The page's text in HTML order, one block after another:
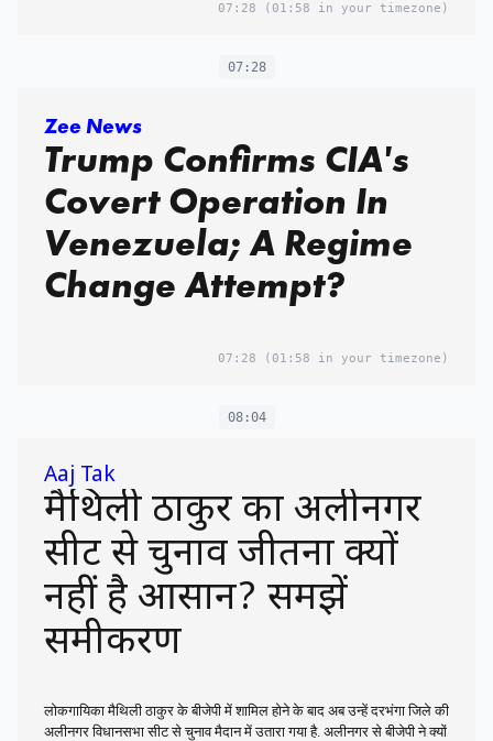
07:28 (01:58 in your timezone)
07:28
Zee News
Trump Confirms CIA's
Covert Operation In
Venezuela; A Regime
Change Attempt?
07:28 (01:58 in your timezone)
08:04
Aaj Tak
मैथिली ठाकुर का अलीनगर
सीट से चुनाव जीतना क्यों
नहीं है आसान? समझें
समीकरण
लोकगायिका मैथिली ठाकुर के बीजेपी में शामिल होने के बाद अब उन्हें दरभंगा जिले की
अलीनगर विधानसभा सीट से चुनाव मैदान में उतारा गया है. अलीनगर से बीजेपी ने क्यों